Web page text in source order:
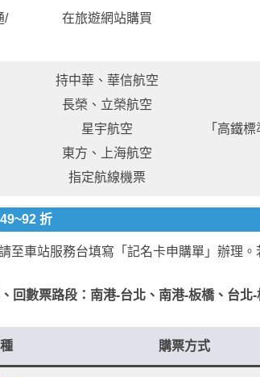
/
在旅遊網站購買
持中華、華信航空
長榮、立榮航空
星宇航空
東方、上海航空
指定航線機票
「高鐵
折
至車站服務台填寫「記名卡申購單」辦理
回數票路段：南港-台北、南港-板橋、台北-
購票方式